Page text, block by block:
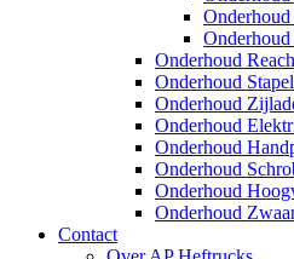
Onderhoud
Onderhoud
Onderhoud
Onderhoud
Onderhoud
Onderhoud
Onderhoud
Onderhoud
Contact